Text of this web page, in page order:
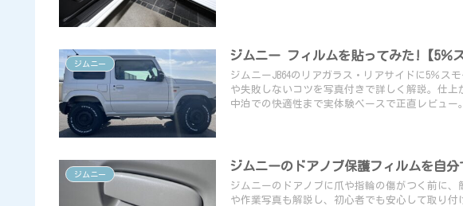
ジムニー
ジムニー フィルムを貼ってみた!【5％
ジムニーJB64のリアガラス・リアサイドに5％ス
や失敗しないコツを写真付きで詳しく解説。仕
中泊での快適性まで実体験ベースで正直レビュー。
ジムニー
ジムニーのドアノブ保護フィルムを自
ジムニーのドアノブに爪や指輪の傷がつく前に
や作業写真も解説し、初心者でも安心して取り